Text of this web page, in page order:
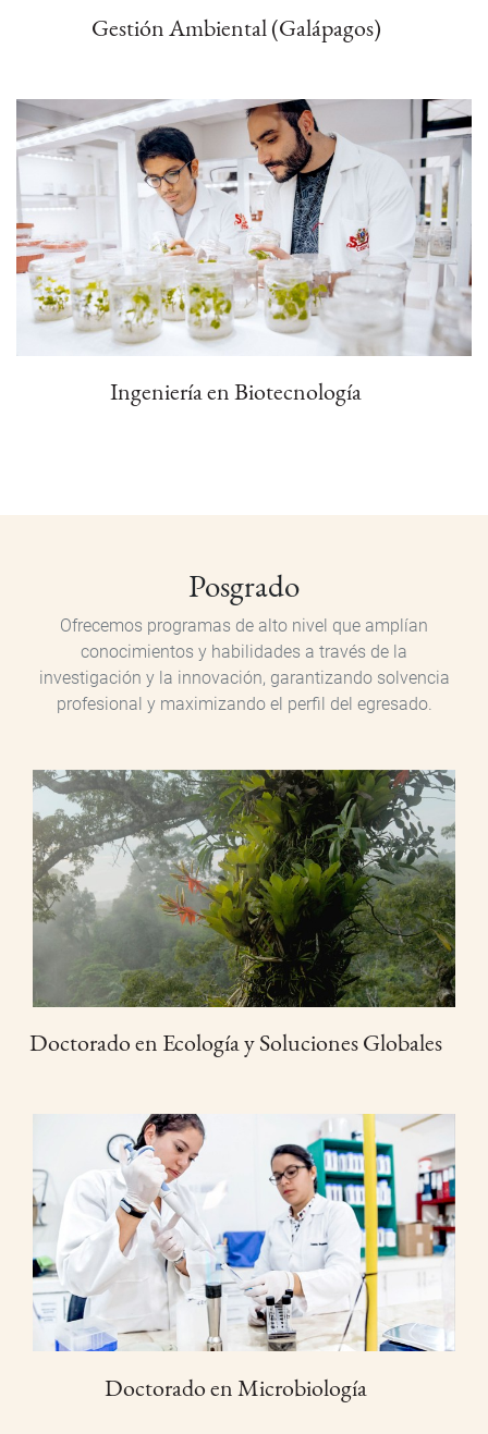
Gestión Ambiental (Galápagos)
Ingeniería en Biotecnología
Posgrado
Ofrecemos programas de alto nivel que amplían
conocimientos y habilidades a través de la
investigación y la innovación, garantizando solvencia
profesional y maximizando el perfil del egresado.
Doctorado en Ecología y Soluciones Globales
Doctorado en Microbiología